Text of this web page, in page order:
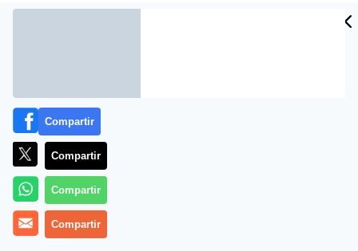
Archivado en: EEUU HERRAMIENTAS
Compartir
Compartir
Compartir
Compartir